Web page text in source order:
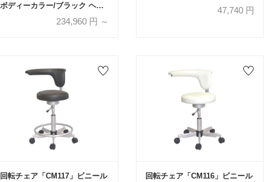
ボディーカラー/ブラック ヘッ
ドレスト無し 張地全13色 ラン
バーサポート有・無【受注生産
234,960 円 ～
47,740 円
回転チェア「CM117」ビニール
回転チェア「CM116」ビニール